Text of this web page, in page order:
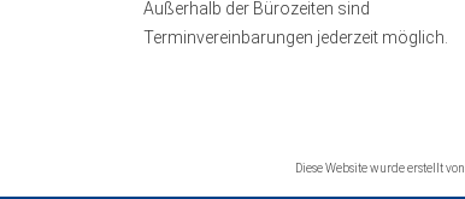
Außerhalb der Bürozeiten sind
Terminvereinbarungen jederzeit möglich.
Diese Website wurde erstellt von